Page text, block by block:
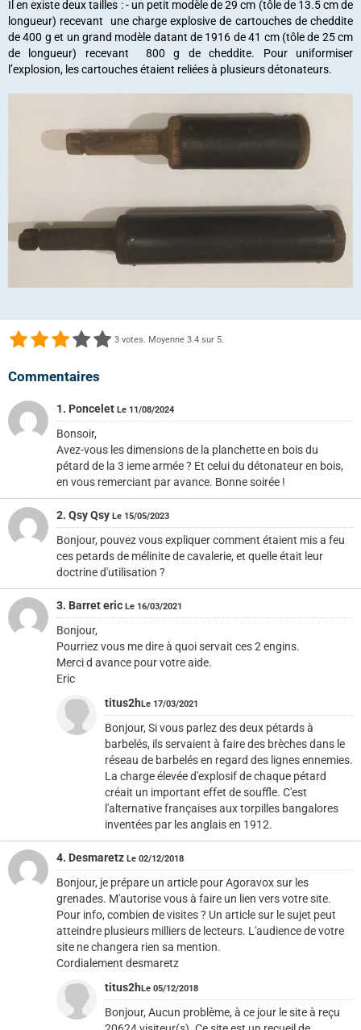
Il en existe deux tailles : - un petit modèle de 29 cm (tôle de 13.5 cm de
longueur) recevant une charge explosive de cartouches de cheddite
de 400 g et un grand modèle datant de 1916 de 41 cm (tôle de 25 cm
de longueur) recevant 800 g de cheddite. Pour uniformiser
l’explosion, les cartouches étaient reliées à plusieurs détonateurs.
3 votes. Moyenne 3.4 sur 5.
Commentaires
1. Poncelet Le 11/08/2024
Bonsoir,
Avez-vous les dimensions de la planchette en bois du
pétard de la 3 ieme armée ? Et celui du détonateur en bois,
en vous remerciant par avance. Bonne soirée !
2. Qsy Qsy Le 15/05/2023
Bonjour, pouvez vous expliquer comment étaient mis a feu
ces petards de mélinite de cavalerie, et quelle était leur
doctrine d'utilisation ?
3. Barret eric Le 16/03/2021
Bonjour,
Pourriez vous me dire à quoi servait ces 2 engins.
Merci d avance pour votre aide.
Eric
titus2h Le 17/03/2021
Bonjour, Si vous parlez des deux pétards à
barbelés, ils servaient à faire des brèches dans le
réseau de barbelés en regard des lignes ennemies.
La charge élevée d'explosif de chaque pétard
créait un important effet de souffle. C'est
l'alternative françaises aux torpilles bangalores
inventées par les anglais en 1912.
4. Desmaretz Le 02/12/2018
Bonjour, je prépare un article pour Agoravox sur les
grenades. M'autorise vous à faire un lien vers votre site.
Pour info, combien de visites ? Un article sur le sujet peut
atteindre plusieurs milliers de lecteurs. L'audience de votre
site ne changera rien sa mention.
Cordialement desmaretz
titus2h Le 05/12/2018
Bonjour, Aucun problème, à ce jour le site à reçu